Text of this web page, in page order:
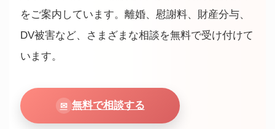
をご案内しています。離婚、慰謝料、財産分与、
DV被害など、さまざまな相談を無料で受け付けて
います。
✉ 無料で相談する